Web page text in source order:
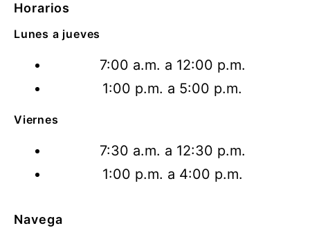
Horarios
Lunes a jueves
7:00 a.m. a 12:00 p.m.
1:00 p.m. a 5:00 p.m.
Viernes
7:30 a.m. a 12:30 p.m.
1:00 p.m. a 4:00 p.m.
Navega